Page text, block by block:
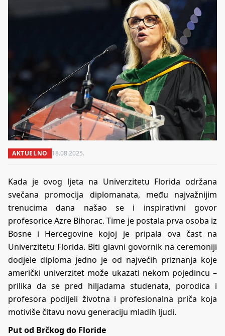
AKTUELNO 18.08.2025.
Kada je ovog ljeta na Univerzitetu Florida održana
svečana promocija diplomanata, među najvažnijim
trenucima dana našao se i inspirativni govor
profesorice Azre Bihorac. Time je postala prva osoba iz
Bosne i Hercegovine kojoj je pripala ova čast na
Univerzitetu Florida. Biti glavni govornik na ceremoniji
dodjele diploma jedno je od najvećih priznanja koje
američki univerzitet može ukazati nekom pojedincu –
prilika da se pred hiljadama studenata, porodica i
profesora podijeli životna i profesionalna priča koja
motiviše čitavu novu generaciju mladih ljudi.
Put od Brčkog do Floride